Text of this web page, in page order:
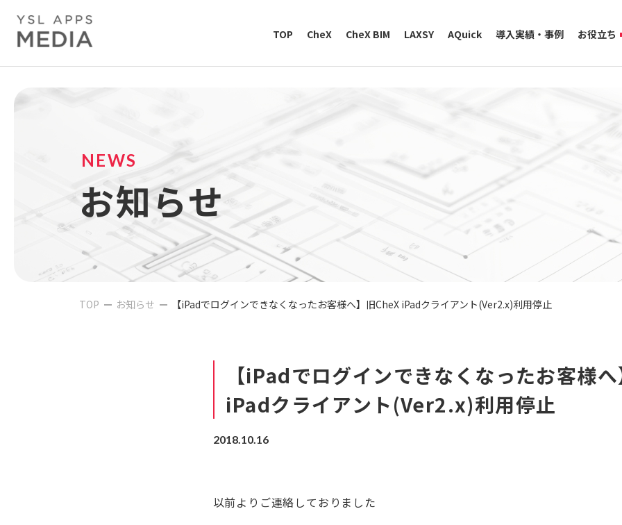
TOP CheX CheX BIM LAXSY AQuick 導入実績・事例 お役立ち
NEWS
お知らせ
TOP お知らせ 【iPadでログインできなくなったお客様へ】旧CheX iPadクライアント(Ver2.x)利用停止
【iPadでログインできなくなったお客様
iPadクライアント(Ver2.x)利用停止
2018.10.16
以前よりご連絡しておりました